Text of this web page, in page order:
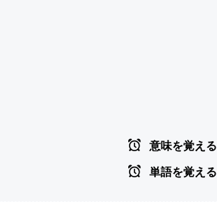
意味を覚える
単語を覚える